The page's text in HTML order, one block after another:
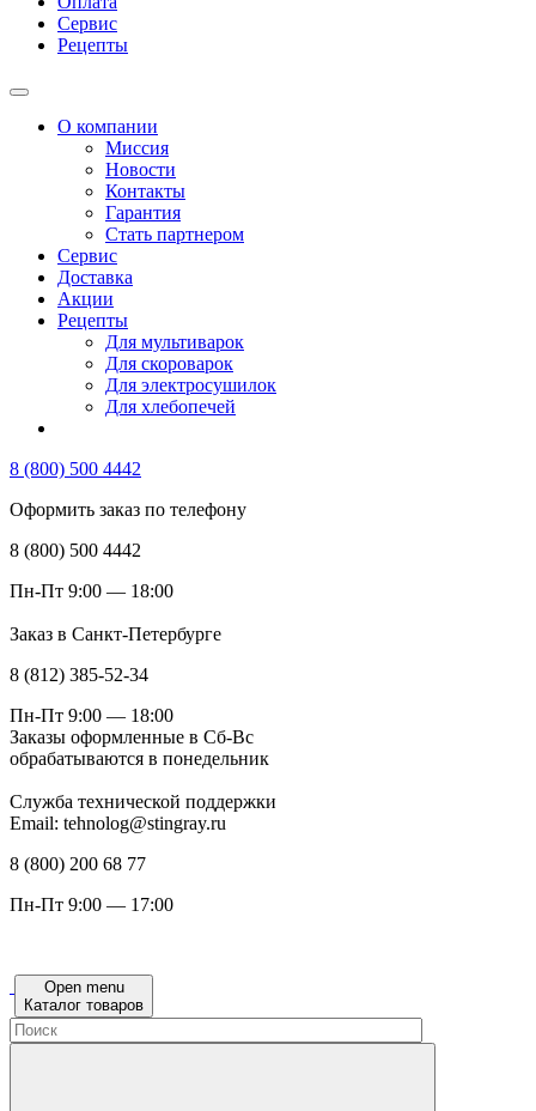
Сервис
Рецепты
О компании
Миссия
Новости
Контакты
Гарантия
Стать партнером
Сервис
Доставка
Акции
Рецепты
Для мультиварок
Для скороварок
Для электросушилок
Для хлебопечей
8 (800) 500 4442
Оформить заказ по телефону
8 (800) 500 4442
Пн-Пт 9:00 — 18:00
Заказ в Санкт-Петербурге
8 (812) 385-52-34
Пн-Пт 9:00 — 18:00
Заказы оформленные в Сб-Вс
обрабатываются в понедельник
Служба технической поддержки
Email: tehnolog@stingray.ru
8 (800) 200 68 77
Пн-Пт 9:00 — 17:00
Open menu
Каталог товаров